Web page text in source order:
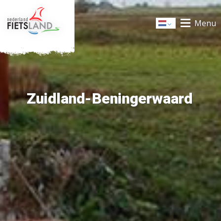
Dutch Menu
Zuidland-Beningerwaard
+